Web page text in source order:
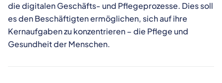
die digitalen Geschäfts- und Pflegeprozesse. Dies soll
es den Beschäftigten ermöglichen, sich auf ihre
Kernaufgaben zu konzentrieren – die Pflege und
Gesundheit der Menschen.